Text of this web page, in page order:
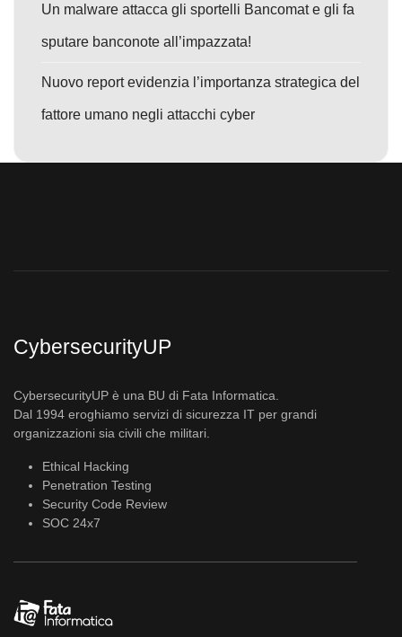
Un malware attacca gli sportelli Bancomat e gli fa
sputare banconote all’impazzata!
Nuovo report evidenzia l’importanza strategica del
fattore umano negli attacchi cyber
CybersecurityUP
CybersecurityUP è una BU di Fata Informatica.
Dal 1994 eroghiamo servizi di sicurezza IT per grandi
organizzazioni sia civili che militari.
Ethical Hacking
Penetration Testing
Security Code Review
SOC 24x7